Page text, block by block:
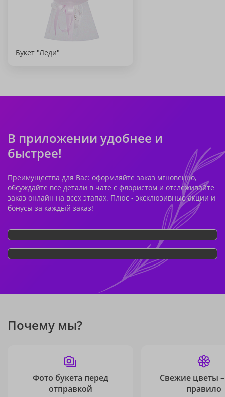
Букет "Леди"
В приложении удобнее и
быстрее!
Преимущества для Вас: оформляйте заказ мгновенно,
обсуждайте все детали в чате с флористом и отслеживайте
заказ онлайн на всех этапах. Плюс - эксклюзивные акции и
бонусы за каждый заказ!
Почему мы?
Фото букета перед
отправкой
Свежие цветы
правило